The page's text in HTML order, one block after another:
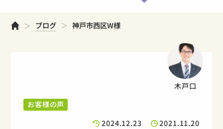
ホームブログ 神戸市西区W様
木戸口
お客様の声
2024.12.23
2021.11.20